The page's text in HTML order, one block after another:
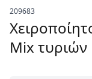
209683
Mix τυριών